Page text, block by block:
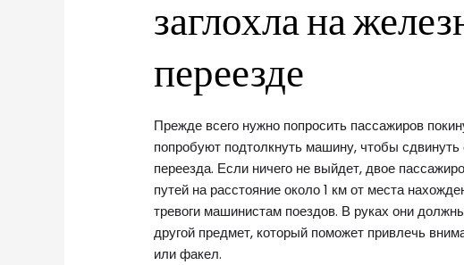
заглохла на
переезде
Прежде всего нужно попросить пассажиров
попробуют подтолкнуть машину, чтобы
переезда. Если ничего не выйдет, двое
путей на расстояние около 1 км от места
тревоги машинистам поездов. В руках они
другой предмет, который поможет привлечь
или факел.